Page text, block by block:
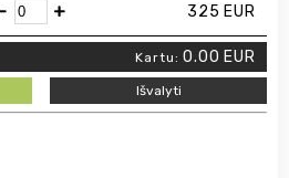
- + 325 EUR
Kartu:0.00 EUR
Išvalyti